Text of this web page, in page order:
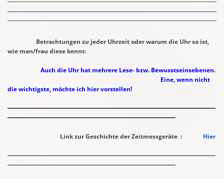
Betrachtungen zu jeder Uhrzeit oder warum die Uhr so ist,
wie man/frau diese kennt:
Auch die Uhr hat mehrere Lese- bzw. Bewusstseinsebenen.
Eine, wenn nicht
die wichtigste, möchte ich hier vorstellen!
--------------------------------------------------------------------------------------------------------
------------------------------------------------------------------------------------
Link zur Geschichte der Zeitmessgeräte : Hier
--------------------------------------------------------------------------------------------------------
------------------------------------------------------------------------------------